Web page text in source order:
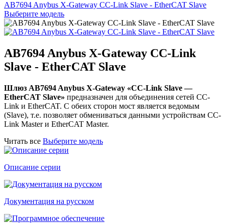
AB7694 Anybus X-Gateway CC-Link Slave - EtherCAT Slave
Выберите модель
AB7694 Anybus X-Gateway CC-Link
Slave - EtherCAT Slave
Шлюз AB7694 Anybus X-Gateway «CC-Link Slave —
EtherCAT Slave» предназначен для объединения сетей CC-
Link и EtherCAT. С обеих сторон мост является ведомым
(Slave), т.е. позволяет обмениваться данными устройствам CC-
Link Master и EtherCAT Master.
Читать все Выберите модель
Описание серии
Документация на русском